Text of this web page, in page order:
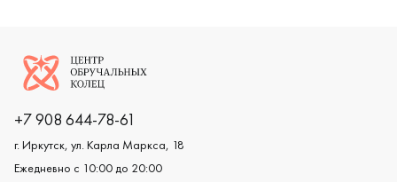
Логотип компании
+7 908 644-78-61
г. Иркутск, ул. Карла Маркса, 18
Ежедневно с 10:00 до 20:00